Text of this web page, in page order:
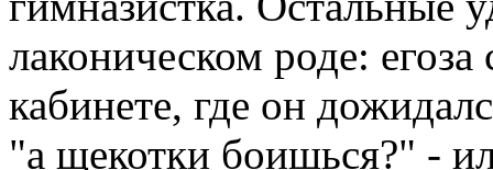
лаконическом роде:
кабинете, где он
"а щекотки боишься?" -